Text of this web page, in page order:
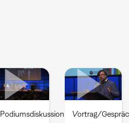
Podiumsdiskussion Vortrag/